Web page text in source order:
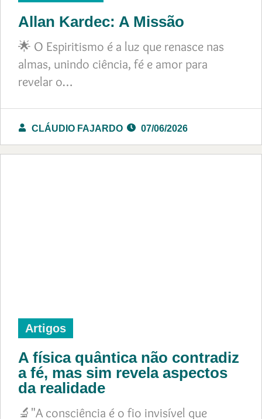
Allan Kardec: A Missão
🌟 O Espiritismo é a luz que renasce nas
almas, unindo ciência, fé e amor para
revelar o…
CLÁUDIO FAJARDO 07/06/2026
Artigos
A física quântica não contradiz
a fé, mas sim revela aspectos
da realidade
🔬"A consciência é o fio invisível que